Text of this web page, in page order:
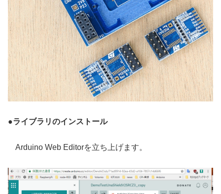
●ライブラリのインストール
Arduino Web Editorを立ち上げます。